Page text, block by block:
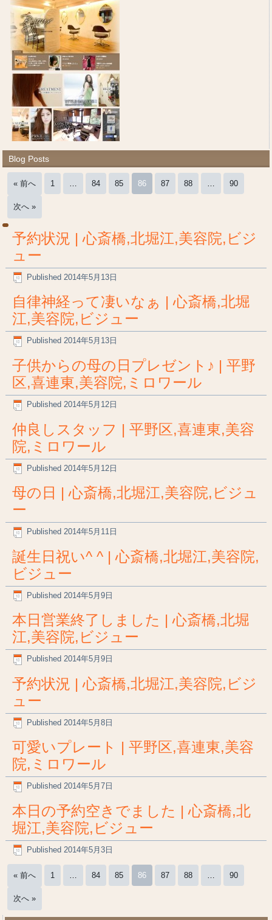
Blog Posts
« 前へ 1 84 85 86 87 88 90
次へ »
予約状況 | 心斎橋,北堀江,美容院,ビジ
ュー
Published 2014年5月13日
自律神経って凄いなぁ | 心斎橋,北堀
江,美容院,ビジュー
Published 2014年5月13日
子供からの母の日プレゼント♪ | 平野
区,喜連東,美容院,ミロワール
Published 2014年5月12日
仲良しスタッフ | 平野区,喜連東,美容
院,ミロワール
Published 2014年5月12日
母の日 | 心斎橋,北堀江,美容院,ビジュ
ー
Published 2014年5月11日
誕生日祝い^ ^ | 心斎橋,北堀江,美容院,
ビジュー
Published 2014年5月9日
本日営業終了しました | 心斎橋,北堀
江,美容院,ビジュー
Published 2014年5月9日
予約状況 | 心斎橋,北堀江,美容院,ビジ
ュー
Published 2014年5月8日
可愛いプレート | 平野区,喜連東,美容
院,ミロワール
Published 2014年5月7日
本日の予約空きでました | 心斎橋,北
堀江,美容院,ビジュー
Published 2014年5月3日
« 前へ 1 … 84 85 86 87 88 … 90
次へ »